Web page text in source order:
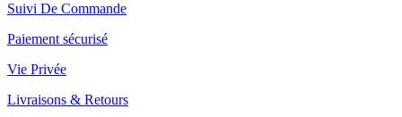
Suivi De Commande
Paiement sécurisé
Vie Privée
Livraisons & Retours